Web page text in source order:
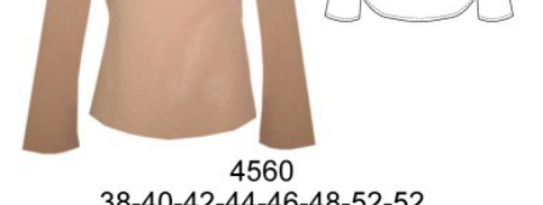
accumark ,
ropa,
Accumark